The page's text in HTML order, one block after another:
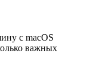
с macOS
важных